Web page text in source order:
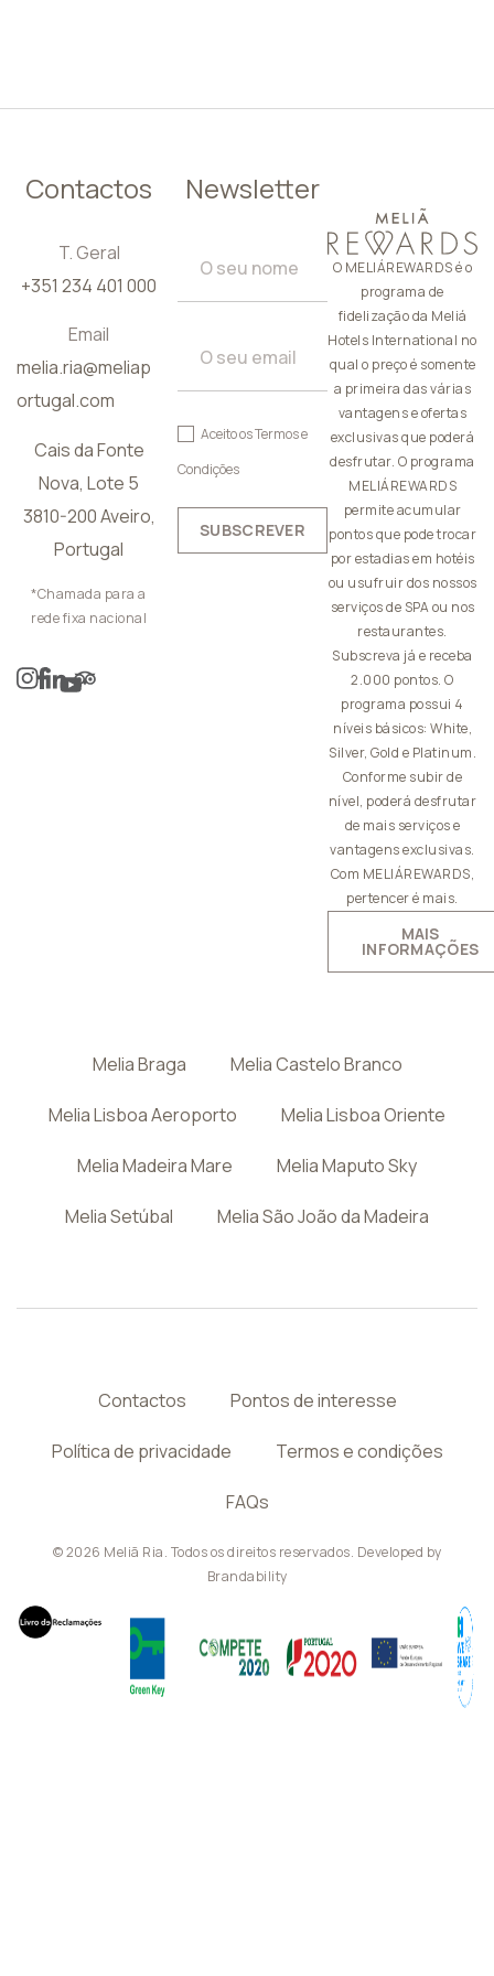
Contactos
T. Geral
+351 234 401 000
Email
melia.ria@meliap
ortugal.com
Cais da Fonte
Nova, Lote 5
3810-200 Aveiro,
Portugal
*Chamada para a
rede fixa nacional
Newsletter
Aceito osTermos e
Condições
SUBSCREVER
O MELIÁREWARDS é o
programa de
fidelização da Meliá
Hotels International no
qual o preço é somente
a primeira das várias
vantagens e ofertas
exclusivas que poderá
desfrutar. O programa
MELIÁREWARDS
permite acumular
pontos que pode trocar
por estadias em hotéis
ou usufruir dos nossos
serviços de SPA ou nos
restaurantes.
Subscreva já e receba
2.000 pontos. O
programa possui 4
níveis básicos: White,
Silver, Gold e Platinum.
Conforme subir de
nível, poderá desfrutar
de mais serviços e
vantagens exclusivas.
Com MELIÁREWARDS,
pertencer é mais.
MAIS
INFORMAÇÕES
Melia Braga Melia Castelo Branco
Melia Lisboa Aeroporto Melia Lisboa Oriente
Melia Madeira Mare Melia Maputo Sky
Melia Setúbal Melia São João da Madeira
Contactos Pontos de interesse
Política de privacidade Termos e condições
FAQs
© 2026 Meliã Ria. Todos os direitos reservados. Developed by
Brandability